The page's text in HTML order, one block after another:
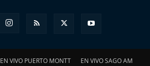
EN VIVO PUERTO MONTT EN VIVO SAGO AM